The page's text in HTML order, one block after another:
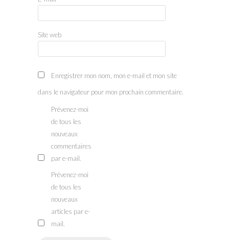
Site web
Enregistrer mon nom, mon e-mail et mon site
dans le navigateur pour mon prochain commentaire.
Prévenez-moi
de tous les
nouveaux
commentaires
par e-mail.
Prévenez-moi
de tous les
nouveaux
articles par e-
mail.